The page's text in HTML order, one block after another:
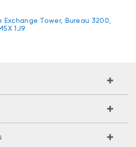
Exchange Tower, Bureau 3200,
1J9